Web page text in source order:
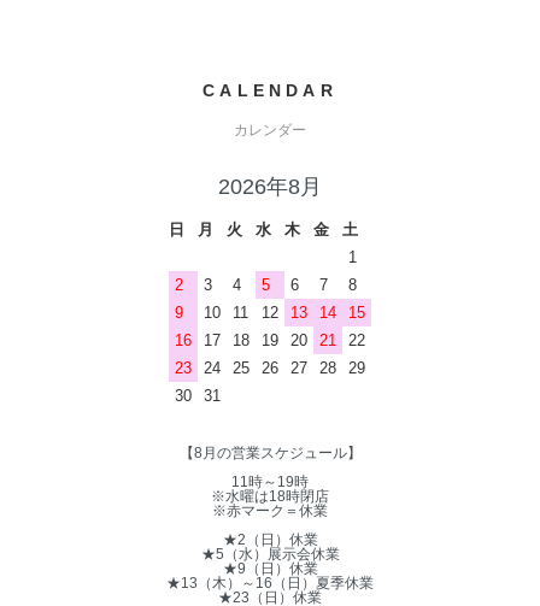
CALENDAR
カレンダー
2026年8月
日 月 火 水 木 金
土
1
2
3 4 5 6 7
8
9
10 11 12 13 14
15
16
17 18 19 20 21
22
23
24 25 26 27 28
29
30
31
【8月の営業スケジュール】
11時～19時
※水曜は18時閉店
※赤マーク＝休業
★2（日）休業
★5（水）展示会休業
★9（日）休業
★13（木）～16（日）夏季休業
★23（日）休業